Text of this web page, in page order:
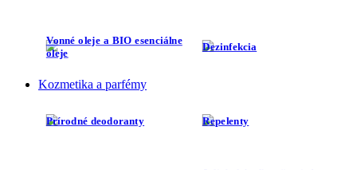
Vonné oleje a BIO esenciálne
oleje
Dezinfekcia
Kozmetika a parfémy
Prírodné deodoranty Repelenty